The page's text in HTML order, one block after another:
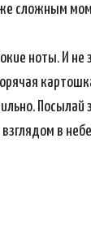
сложным
ноты. И
Посылай
в